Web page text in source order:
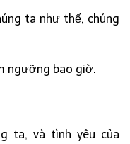
ta như thế, chúng
ngưỡng bao giờ.
ta, và tình yêu của